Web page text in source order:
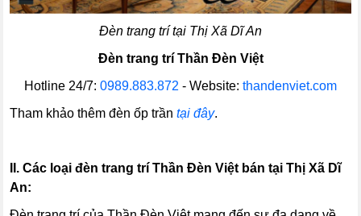
Đèn trang trí tại Thị Xã Dĩ An
Đèn trang trí Thần Đèn Việt
Hotline 24/7: 0989.883.872 - Website: thandenviet.com
Tham khảo thêm đèn ốp trầntại đây.
II. Các loại đèn trang trí Thần Đèn Việt bán tại Thị Xã Dĩ
An: